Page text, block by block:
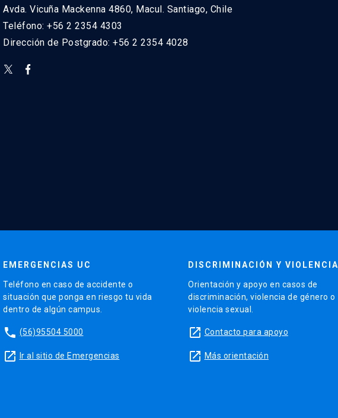
Avda. Vicuña Mackenna 4860, Macul. Santiago, Chile
Teléfono: +56 2 2354 4303
Dirección de Postgrado: +56 2 2354 4028
EMERGENCIAS UC
Teléfono en caso de accidente o
situación que ponga en riesgo tu vida
dentro de algún campus.
phone (56)95504 5000
launch Ir al sitio de Emergencias
DISCRIMINACIÓN Y VIOLENCIA
Orientación y apoyo en casos de
discriminación, violencia de género o
violencia sexual.
launch Contacto para apoyo
launch Más orientación